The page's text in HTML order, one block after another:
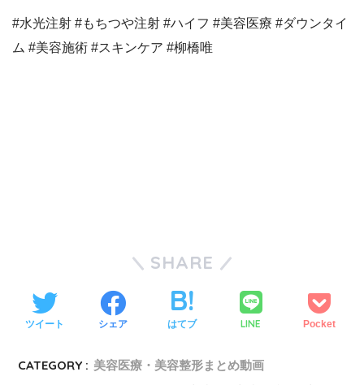
#水光注射 #もちつや注射 #ハイフ #美容医療 #ダウンタイ
ム #美容施術 #スキンケア #柳橋唯
SHARE
ツイート シェア はてブ LINE Pocket
CATEGORY : 美容医療・美容整形まとめ動画